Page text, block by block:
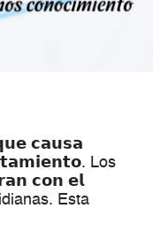
𝗰𝗮𝘂𝘀𝗮
Los
𝗰𝗼𝗻 𝗲𝗹
Esta